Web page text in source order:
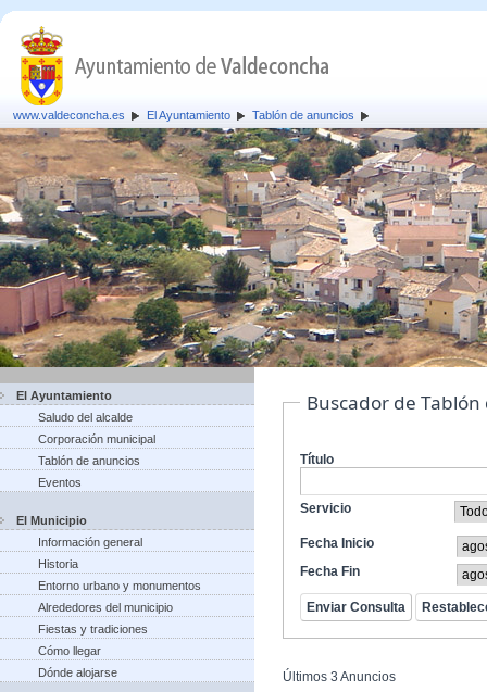
www.valdeconcha.es El Ayuntamiento Tablón de anuncios
El Ayuntamiento
Saludo del alcalde
Corporación municipal
Tablón de anuncios
Eventos
El Municipio
Información general
Historia
Entorno urbano y monumentos
Alrededores del municipio
Fiestas y tradiciones
Cómo llegar
Dónde alojarse
Buscador de
Título
Servicio
Fecha Inicio
Fecha Fin
Últimos 3 Anuncios